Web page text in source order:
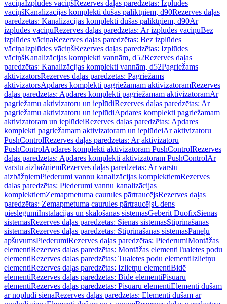
vāciņaIzplūdes vāciņšRezerves daļas paredzētas: Izplūdes
vāciņšKanalizācijas komplekti dušas paliktņiem, d90Rezerves daļas
paredzētas: Kanalizācijas komplekti dušas paliktņiem, d90Ar
izplūdes vāciņuRezerves daļas paredzētas: Ar izplūdes vāciņuBez
izplūdes vāciņaRezerves daļas paredzētas: Bez izplūdes
vāciņaIzplūdes vāciņšRezerves daļas paredzētas: Izplūdes
vāciņšKanalizācijas komplekti vannām, d52Rezerves daļas
paredzētas: Kanalizācijas komplekti vannām, d52Pagriežams
aktivizatorsRezerves daļas paredzētas: Pagriežams
aktivizatorsApdares komplekti pagriežamam aktivizatoramRezerves
daļas paredzētas: Apdares komplekti pagriežamam aktivizatoramAr
pagriežamu aktivizatoru un ieplūdiRezerves daļas paredzētas: Ar
pagriežamu aktivizatoru un ieplūdiApdares komplekti pagriežamam
aktivizatoram un ieplūdeiRezerves daļas paredzētas: Apdares
komplekti pagriežamam aktivizatoram un ieplūdeiAr aktivizatoru
PushControlRezerves daļas paredzētas: Ar aktivizatoru
PushControlApdares komplekti aktivizatoram PushControlRezerves
daļas paredzētas: Apdares komplekti aktivizatoram PushControlAr
vārstu aizbāžņiemRezerves daļas paredzētas: Ar vārstu
aizbāžņiemPiederumi vannu kanalizācijas komplektiemRezerves
daļas paredzētas: Piederumi vannu kanalizācijas
komplektiemZemapmetuma caurules pārtraucējsRezerves daļas
paredzētas: Zemapmetuma caurules pārtraucējsŪdens
pieslēgumiInstalācijas un skalošanas sistēmasGeberit DuofixSienas
sistēmasRezerves daļas paredzētas: Sienas sistēmasStiprināšanas
sistēmasRezerves daļas paredzētas: Stiprināšanas sistēmasPaneļu
apšuvumsPiederumiRezerves daļas paredzētas: PiederumiMontāžas
elementiRezerves daļas paredzētas: Montāžas elementiTualetes podu
elementiRezerves daļas paredzētas: Tualetes podu elementiIzlietņu
elementiRezerves daļas paredzētas: Izlietņu elementiBidē
elementiRezerves daļas paredzētas: Bidē elementiPisuāru
elementiRezerves daļas paredzētas: Pisuāru elementiElementi dušām
ar noplūdi sienāRezerves daļas paredzētas: Elementi dušām ar